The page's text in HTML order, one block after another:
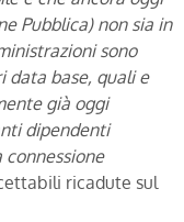
Pubblica) non sia in
sono
data base, quali e
già oggi
dipendenti
connessione
ricadute sul